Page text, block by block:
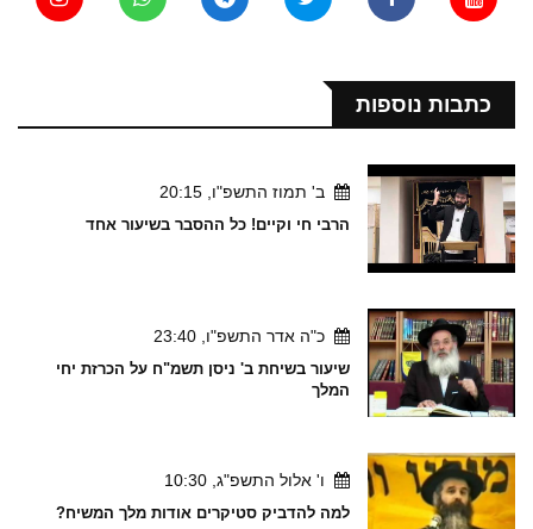
כתבות נוספות
ב' תמוז התשפ"ו, 20:15
הרבי חי וקיים! כל ההסבר בשיעור אחד
כ"ה אדר התשפ"ו, 23:40
שיעור בשיחת ב' ניסן תשמ"ח על הכרזת יחי
המלך
ו' אלול התשפ"ג, 10:30
למה להדביק סטיקרים אודות מלך המשיח?